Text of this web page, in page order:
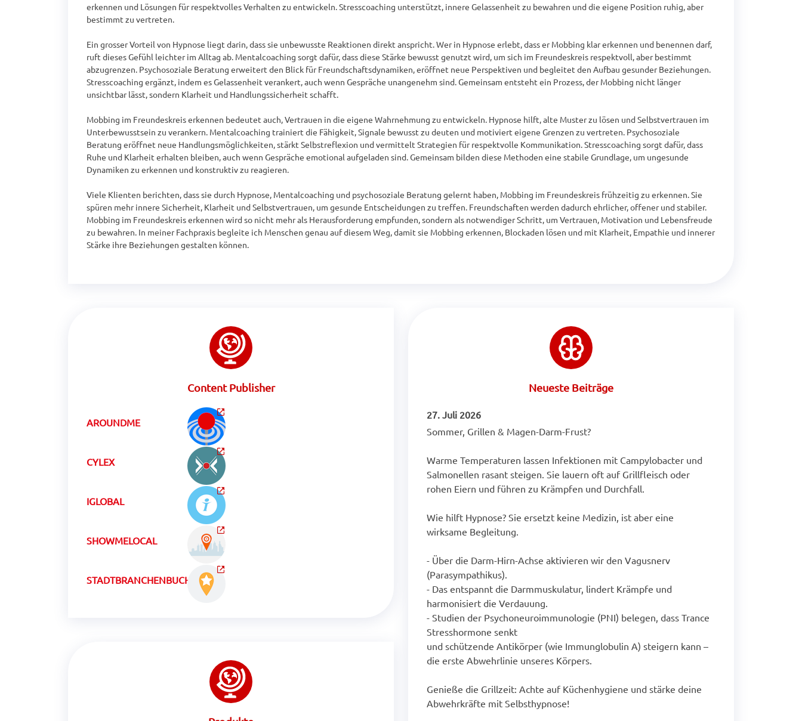
erkennen und Lösungen für respektvolles Verhalten zu entwickeln. Stresscoaching unterstützt, innere Gelassenheit zu bewahren und die eigene Position ruhig, aber
bestimmt zu vertreten.
Ein grosser Vorteil von Hypnose liegt darin, dass sie unbewusste Reaktionen direkt anspricht. Wer in Hypnose erlebt, dass er Mobbing klar erkennen und benennen darf,
ruft dieses Gefühl leichter im Alltag ab. Mentalcoaching sorgt dafür, dass diese Stärke bewusst genutzt wird, um sich im Freundeskreis respektvoll, aber bestimmt
abzugrenzen. Psychosoziale Beratung erweitert den Blick für Freundschaftsdynamiken, eröffnet neue Perspektiven und begleitet den Aufbau gesunder Beziehungen.
Stresscoaching ergänzt, indem es Gelassenheit verankert, auch wenn Gespräche unangenehm sind. Gemeinsam entsteht ein Prozess, der Mobbing nicht länger
unsichtbar lässt, sondern Klarheit und Handlungssicherheit schafft.
Mobbing im Freundeskreis erkennen bedeutet auch, Vertrauen in die eigene Wahrnehmung zu entwickeln. Hypnose hilft, alte Muster zu lösen und Selbstvertrauen im
Unterbewusstsein zu verankern. Mentalcoaching trainiert die Fähigkeit, Signale bewusst zu deuten und motiviert eigene Grenzen zu vertreten. Psychosoziale
Beratung eröffnet neue Handlungsmöglichkeiten, stärkt Selbstreflexion und vermittelt Strategien für respektvolle Kommunikation. Stresscoaching sorgt dafür, dass
Ruhe und Klarheit erhalten bleiben, auch wenn Gespräche emotional aufgeladen sind. Gemeinsam bilden diese Methoden eine stabile Grundlage, um ungesunde
Dynamiken zu erkennen und konstruktiv zu reagieren.
Viele Klienten berichten, dass sie durch Hypnose, Mentalcoaching und psychosoziale Beratung gelernt haben, Mobbing im Freundeskreis frühzeitig zu erkennen. Sie
spüren mehr innere Sicherheit, Klarheit und Selbstvertrauen, um gesunde Entscheidungen zu treffen. Freundschaften werden dadurch ehrlicher, offener und stabiler.
Mobbing im Freundeskreis erkennen wird so nicht mehr als Herausforderung empfunden, sondern als notwendiger Schritt, um Vertrauen, Motivation und Lebensfreude
zu bewahren. In meiner Fachpraxis begleite ich Menschen genau auf diesem Weg, damit sie Mobbing erkennen, Blockaden lösen und mit Klarheit, Empathie und innerer
Stärke ihre Beziehungen gestalten können.
Content Publisher
AROUNDME
CYLEX
IGLOBAL
SHOWMELOCAL
STADTBRANCHENBUCHCH
Neueste Beiträge
27. Juli 2026
Sommer, Grillen & Magen-Darm-Frust?
Warme Temperaturen lassen Infektionen mit Campylobacter und
Salmonellen rasant steigen. Sie lauern oft auf Grillfleisch oder
rohen Eiern und führen zu Krämpfen und Durchfall.
Wie hilft Hypnose? Sie ersetzt keine Medizin, ist aber eine
wirksame Begleitung.
- Über die Darm-Hirn-Achse aktivieren wir den Vagusnerv
(Parasympathikus).
- Das entspannt die Darmmuskulatur, lindert Krämpfe und
harmonisiert die Verdauung.
- Studien der Psychoneuroimmunologie (PNI) belegen, dass Trance
Stresshormone senkt
und schützende Antikörper (wie Immunglobulin A) steigern kann –
die erste Abwehrlinie unseres Körpers.
Genieße die Grillzeit: Achte auf Küchenhygiene und stärke deine
Abwehrkräfte mit Selbsthypnose!